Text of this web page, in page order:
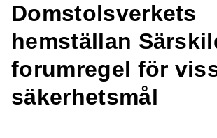
Domstolsverkets
hemställan
forumregel för
säkerhetsmål